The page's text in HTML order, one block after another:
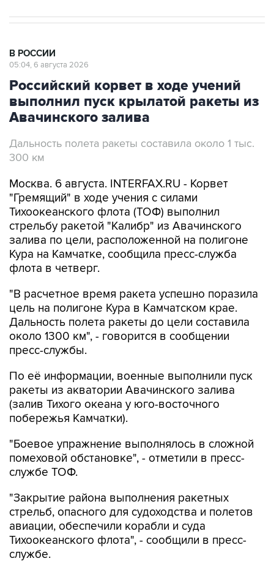
В РОССИИ
05:04, 6 августа 2026
Российский корвет в ходе учений
выполнил пуск крылатой ракеты из
Авачинского залива
Дальность полета ракеты составила около 1 тыс.
300 км
Москва. 6 августа. INTERFAX.RU - Корвет
"Гремящий" в ходе учения с силами
Тихоокеанского флота (ТОФ) выполнил
стрельбу ракетой "Калибр" из Авачинского
залива по цели, расположенной на полигоне
Кура на Камчатке, сообщила пресс-служба
флота в четверг.
"В расчетное время ракета успешно поразила
цель на полигоне Кура в Камчатском крае.
Дальность полета ракеты до цели составила
около 1300 км", - говорится в сообщении
пресс-службы.
По её информации, военные выполнили пуск
ракеты из акватории Авачинского залива
(залив Тихого океана у юго-восточного
побережья Камчатки).
"Боевое упражнение выполнялось в сложной
помеховой обстановке", - отметили в пресс-
службе ТОФ.
"Закрытие района выполнения ракетных
стрельб, опасного для судоходства и полетов
авиации, обеспечили корабли и суда
Тихоокеанского флота", - сообщили в пресс-
службе.